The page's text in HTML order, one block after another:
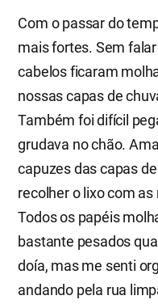
Com o passar do
mais fortes. Sem
cabelos ficaram
nossas capas de
Também foi difícil
grudava no chão.
capuzes das capas
recolher o lixo com
Todos os papéis
bastante pesados
doía, mas me senti
andando pela rua